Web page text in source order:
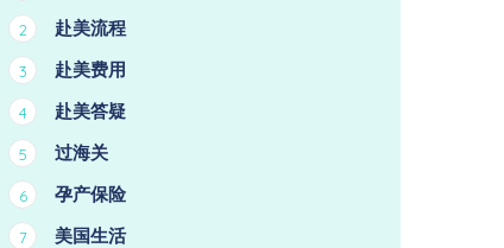
2 赴美流程
3 赴美费用
4 赴美答疑
5 过海关
6 孕产保险
7 美国生活